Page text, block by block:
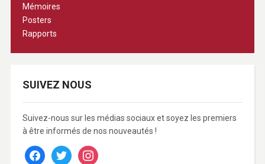
Mémoires
Posters
Rapports
SUIVEZ NOUS
Suivez-nous sur les médias sociaux et soyez les premiers
à être informés de nos nouveautés !
facebooktwitter instagram